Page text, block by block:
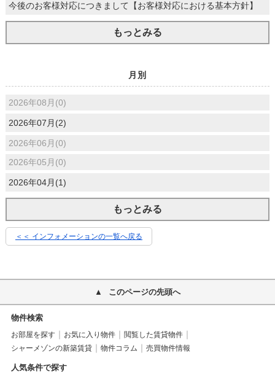
今後のお客様対応につきまして【お客様対応における基本方針】
もっとみる
月別
2026年08月(0)
2026年07月(2)
2026年06月(0)
2026年05月(0)
2026年04月(1)
もっとみる
＜＜ インフォメーションの一覧へ戻る
このページの先頭へ
物件検索
お部屋を探す お気に入り物件
閲覧した賃貸物件
シャーメゾンの新築賃貸
物件コラム 売買物件情報
人気条件で探す